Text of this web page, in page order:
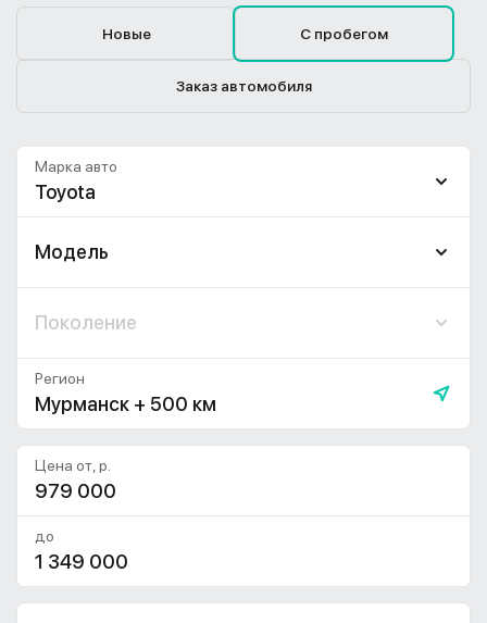
Новые С пробегом
Заказ автомобиля
Toyota
Марка авто
Модель
Поколение
Мурманск + 500 км
Регион
Цена от, р.
до